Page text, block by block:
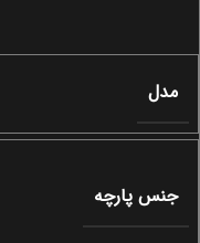
مدل
جنس پارچه